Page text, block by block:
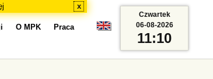
x
O MPK Praca
Czwartek
06-08-2026
11:10